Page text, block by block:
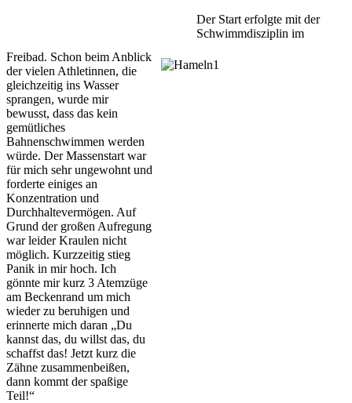
Der Start erfolgte mit der
Schwimmdisziplin im
Freibad. Schon beim Anblick
der vielen Athletinnen, die
gleichzeitig ins Wasser
sprangen, wurde mir
bewusst, dass das kein
gemütliches
Bahnenschwimmen werden
würde. Der Massenstart war
für mich sehr ungewohnt und
forderte einiges an
Konzentration und
Durchhaltevermögen. Auf
Grund der großen Aufregung
war leider Kraulen nicht
möglich. Kurzzeitig stieg
Panik in mir hoch. Ich
gönnte mir kurz 3 Atemzüge
am Beckenrand um mich
wieder zu beruhigen und
erinnerte mich daran „Du
kannst das, du willst das, du
schaffst das! Jetzt kurz die
Zähne zusammenbeißen,
dann kommt der spaßige
Teil!“